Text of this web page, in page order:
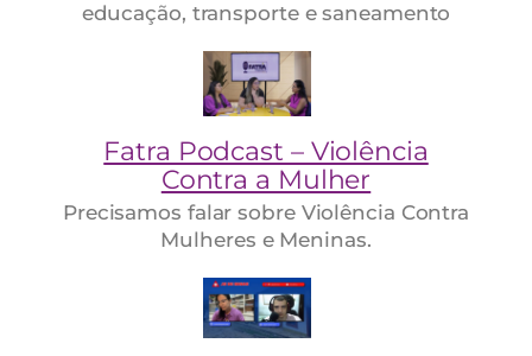
educação, transporte e saneamento
Fatra Podcast – Violência
Contra a Mulher
Precisamos falar sobre Violência Contra
Mulheres e Meninas.